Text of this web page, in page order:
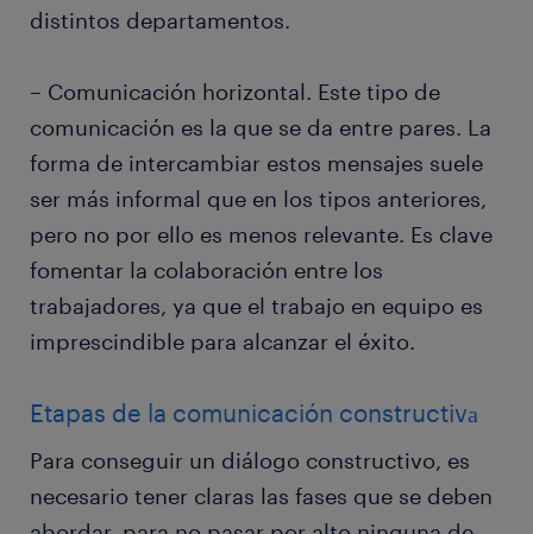
distintos departamentos.
– Comunicación horizontal. Este tipo de
comunicación es la que se da entre pares. La
forma de intercambiar estos mensajes suele
ser más informal que en los tipos anteriores,
pero no por ello es menos relevante. Es clave
fomentar la colaboración entre los
trabajadores, ya que el trabajo en equipo es
imprescindible para alcanzar el éxito.
Etapas de la comunicación constructivа
Para conseguir un diálogo constructivo, es
necesario tener claras las fases que se deben